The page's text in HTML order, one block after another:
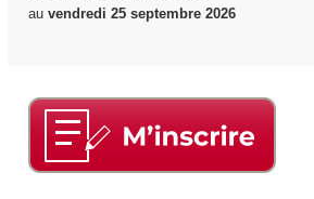
au vendredi 25 septembre 2026